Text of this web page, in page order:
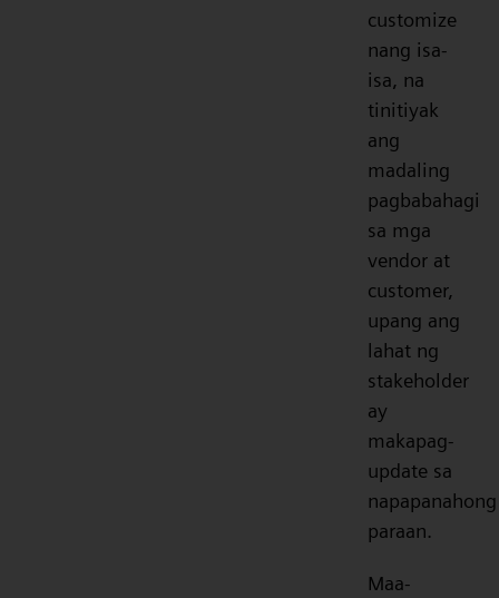
customize
nang isa-
isa, na
tinitiyak
ang
madaling
pagbabahagi
sa mga
vendor at
customer,
upang ang
lahat ng
stakeholder
ay
makapag-
update sa
napapanahong
paraan.
Maa-